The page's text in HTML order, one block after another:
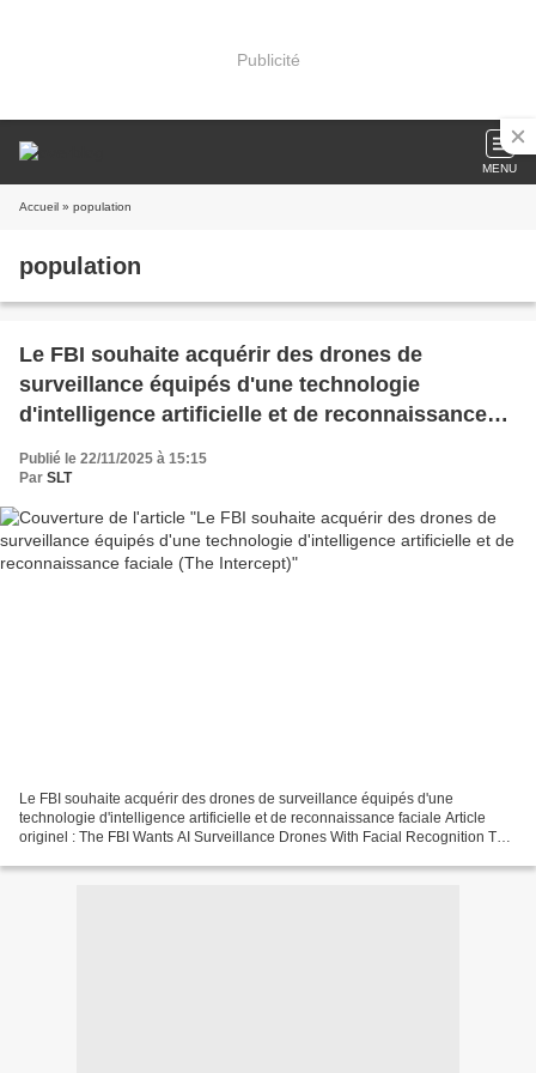
Publicité
MENU
Accueil » population
population
Le FBI souhaite acquérir des drones de
surveillance équipés d'une technologie
d'intelligence artificielle et de reconnaissance
faciale (The Intercept)
Publié le 22/11/2025 à 15:15
Par SLT
Le FBI souhaite acquérir des drones de surveillance équipés d'une
technologie d'intelligence artificielle et de reconnaissance faciale Article
originel : The FBI Wants AI Surveillance Drones With Facial Recognition The